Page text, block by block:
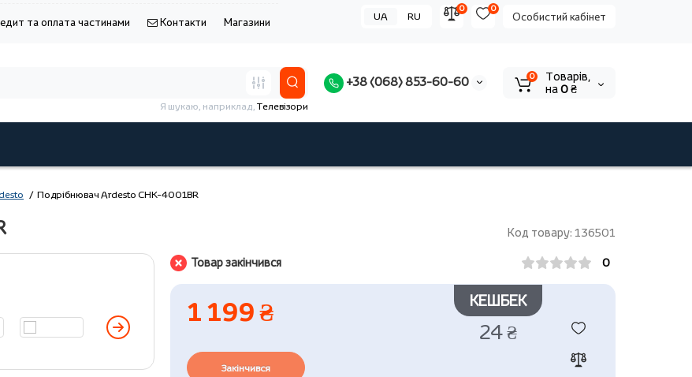
та оплата частинами Контакти Магазини Особистий кабінет
0
0
UA RU
+38 (068) 853-60-60
Я шукаю, наприклад,Телевізори
0
Tоварів,
на0 ₴
Подрібнювач Ardesto CHK-4001BR
Код товару: 136501
Товар закінчився 0
1 199 ₴ КЕШБЕК
24 ₴
Закінчився